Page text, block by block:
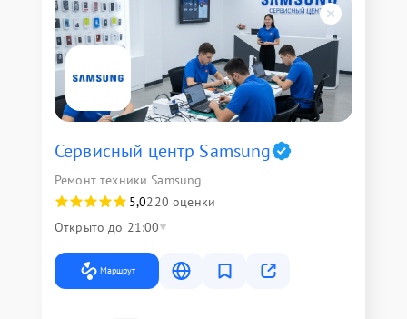
Сервисный центр Samsung
Ремонт техники Samsung
5,0220 оценки
Открыто до 21:00
Маршрут